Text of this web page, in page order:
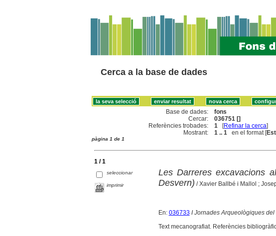
Cerca a la base de dades
Base de dades:
fons
Cercar:
036751 []
Referències trobades:
1 [Refinar la cerca]
Mostrant:
1 .. 1 en el format [
pàgina 1 de 1
1 / 1
seleccionar
imprimir
Les Darreres excavacions
Desvern) / Xavier Ballbé i Mallol ;
En: 036733 I Jornades Arqueològiques
Text mecanografiat. Referències